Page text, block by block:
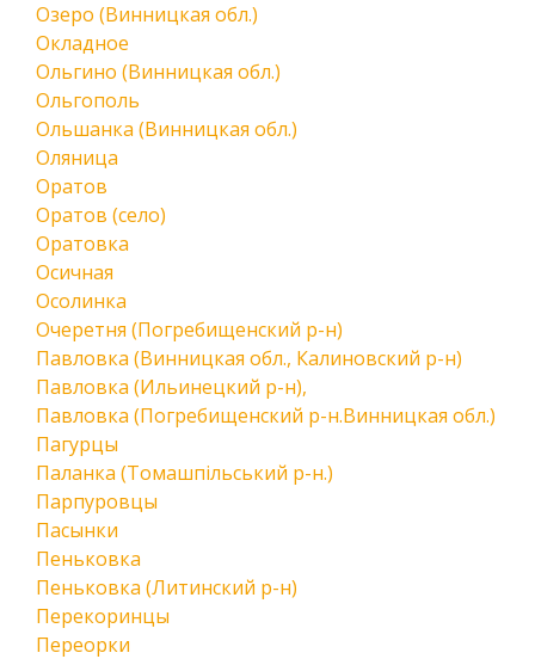
Озеро (Винницкая обл.)
Окладное
Ольгино (Винницкая обл.)
Ольгополь
Ольшанка (Винницкая обл.)
Оляница
Оратов
Оратов (село)
Оратовка
Осичная
Осолинка
Очеретня (Погребищенский р-н)
Павловка (Винницкая обл., Калиновский р-н)
Павловка (Ильинецкий р-н),
Павловка (Погребищенский р-н.Винницкая обл.)
Пагурцы
Паланка (Томашпільський р-н.)
Парпуровцы
Пасынки
Пеньковка
Пеньковка (Литинский р-н)
Перекоринцы
Переорки